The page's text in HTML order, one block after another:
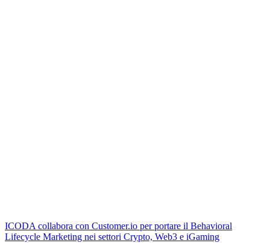
ICODA collabora con Customer.io per portare il Behavioral
Lifecycle Marketing nei settori Crypto, Web3 e iGaming